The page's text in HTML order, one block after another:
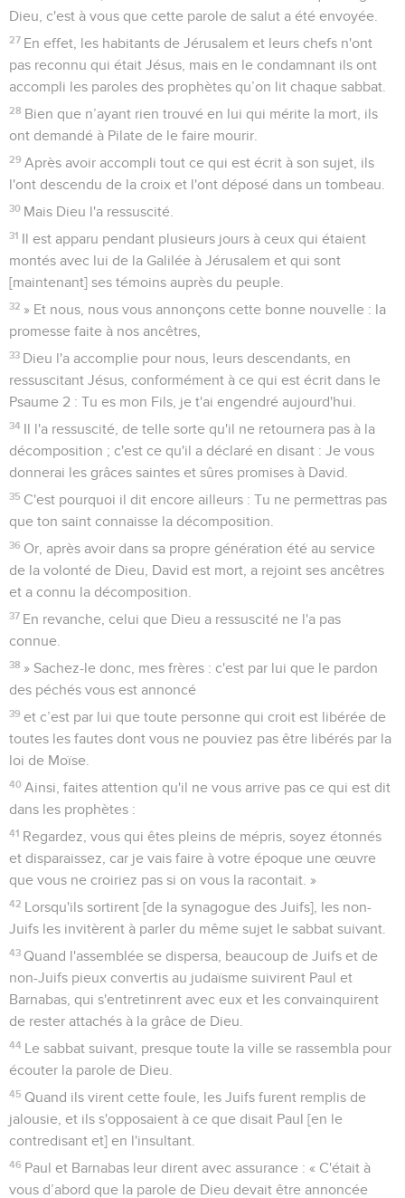
Dieu, c'est à vous que cette parole de salut a été envoyée.
27 En effet, les habitants de Jérusalem et leurs chefs n'ont
pas reconnu qui était Jésus, mais en le condamnant ils ont
accompli les paroles des prophètes qu’on lit chaque sabbat.
28 Bien que n’ayant rien trouvé en lui qui mérite la mort, ils
ont demandé à Pilate de le faire mourir.
29 Après avoir accompli tout ce qui est écrit à son sujet, ils
l'ont descendu de la croix et l'ont déposé dans un tombeau.
30 Mais Dieu l'a ressuscité.
31 Il est apparu pendant plusieurs jours à ceux qui étaient
montés avec lui de la Galilée à Jérusalem et qui sont
[maintenant] ses témoins auprès du peuple.
32 » Et nous, nous vous annonçons cette bonne nouvelle : la
promesse faite à nos ancêtres,
33 Dieu l'a accomplie pour nous, leurs descendants, en
ressuscitant Jésus, conformément à ce qui est écrit dans le
Psaume 2 : Tu es mon Fils, je t'ai engendré aujourd'hui.
34 Il l'a ressuscité, de telle sorte qu'il ne retournera pas à la
décomposition ; c'est ce qu'il a déclaré en disant : Je vous
donnerai les grâces saintes et sûres promises à David.
35 C'est pourquoi il dit encore ailleurs : Tu ne permettras pas
que ton saint connaisse la décomposition.
36 Or, après avoir dans sa propre génération été au service
de la volonté de Dieu, David est mort, a rejoint ses ancêtres
et a connu la décomposition.
37 En revanche, celui que Dieu a ressuscité ne l'a pas
connue.
38 » Sachez-le donc, mes frères : c'est par lui que le pardon
des péchés vous est annoncé
39 et c’est par lui que toute personne qui croit est libérée de
toutes les fautes dont vous ne pouviez pas être libérés par la
loi de Moïse.
40 Ainsi, faites attention qu'il ne vous arrive pas ce qui est dit
dans les prophètes :
41 Regardez, vous qui êtes pleins de mépris, soyez étonnés
et disparaissez, car je vais faire à votre époque une œuvre
que vous ne croiriez pas si on vous la racontait. »
42 Lorsqu'ils sortirent [de la synagogue des Juifs], les non-
Juifs les invitèrent à parler du même sujet le sabbat suivant.
43 Quand l'assemblée se dispersa, beaucoup de Juifs et de
non-Juifs pieux convertis au judaïsme suivirent Paul et
Barnabas, qui s'entretinrent avec eux et les convainquirent
de rester attachés à la grâce de Dieu.
44 Le sabbat suivant, presque toute la ville se rassembla pour
écouter la parole de Dieu.
45 Quand ils virent cette foule, les Juifs furent remplis de
jalousie, et ils s'opposaient à ce que disait Paul [en le
contredisant et] en l'insultant.
46 Paul et Barnabas leur dirent avec assurance : « C'était à
vous d’abord que la parole de Dieu devait être annoncée